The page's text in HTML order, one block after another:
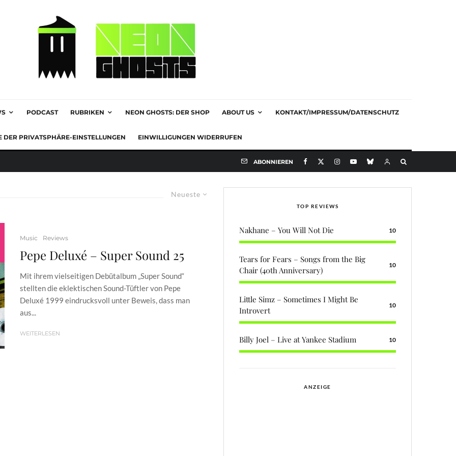
PODCAST RUBRIKEN NEON GHOSTS: DER SHOP ABOUT US KONTAKT/IMPRESSUM/DATENSCHUTZ
DER PRIVATSPHÄRE-EINSTELLUNGEN EINWILLIGUNGEN WIDERRUFEN
ABONNIEREN
Neueste
Music Reviews
Pepe Deluxé – Super Sound 25
Mit ihrem vielseitigen Debütalbum „Super Sound“
stellten die eklektischen Sound-Tüftler von Pepe
Deluxé 1999 eindrucksvoll unter Beweis, dass man
aus...
WEITERLESEN
TOP REVIEWS
Nakhane – You Will Not Die 10
Tears for Fears – Songs from the Big
Chair (40th Anniversary)
10
Little Simz – Sometimes I Might Be
Introvert
10
Billy Joel – Live at Yankee Stadium 10
ANZEIGE